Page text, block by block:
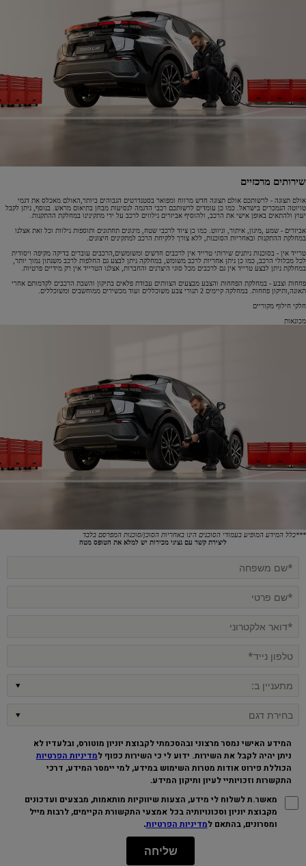
שירותים מרכזיים
אולם תצוגה - לרשותכם אולם תצוגה חדש מרווח ומפואר בסטנדרטים הגבוהים ביותר,האולם מאכלס את דגמי
טויוטה הנמכרים בישראל. כמו כן עומדים לרשותכם רכבי הדגמה לנסיעות מבחן בתיאום מראש. בנוסף, ניתן לקבל
יעוץ ולהתאים באופן אישי את הרכב, ולהוסיף אביזרים נילווים לרכב על ידי מתקינינו במחלקת ההתקנות.
אביזרים - שמע ,מיגון, איתור, וניווט. כמו כן ציוד לרכבי שטח, מיגונים תחתונים ותוספות נילוות וכל זאת אצלנו
במחלקת ההתקנות ובאחריות הסוכנות, ללא צורך ללקיחת הרכב למתקינים חיצונים.
טרייד אין - בסוכנות ניתנים שירותי טרייד אין לרכבים חדשים ומשומשים,הרכבים עוברים בדיקה מקיפה ויסודית
לכל מכלולי הרכב, כמו כן ניתן אחריות לרכב משומש, במחלקה ניתן לבצע גם החלפות לרכב משנתון נמוך יותר,
במחלקת ניתן לבצע טרייד אין גם לרכבים מכל סוגי היצרנים והחברות, אצלנו הטרייד אין רק מידיים פרטיות.
פחחות וצבע - במחלקת הפחחות והצבע מבצעים הצוותים עבודת פלאים בתיקון והשבת הרכבים לקדמותם אחרי
תאונה,ותיקון פחחות. במחלקה קיימים 2 תנורי צבע משוכללים ועוד מכשירים ממוחשבים ומשוכללים.
חלקי חילוף מקוריים
מכונאות
***כלל המידע המופיע בעמודי הסוכנים הינו באחריות הסוכן/סוכנות המפרסם בלבד
ליצירת קשר עם נציגי מכירות יש למלא את הטופס מטה
המידע האישי נמסר מרצוני ובהסכמתי לקבוצת יוניון מוטורס, ובלעדיו לא
ניתן יהיה לקבל את השירות. ידוע לי כי השירות כפוף למדיניות הפרטיות
הכוללת פירוט אודות מטרות השימוש במידע, למי יימסר המידע, דרכי
התקשרות וזכויותיי לעיון ותיקון המידע.
מאשר.ת לשלוח לי מידע, הצעות שיווקיות מותאמות, מבצעים ועדכונים
מקבוצת יוניון וסכונויותיה בכל אמצעי התקשורת הקיימים, לרבות מייל
ומסרונים, בהתאם למדיניות הפרטיות.
שליחה